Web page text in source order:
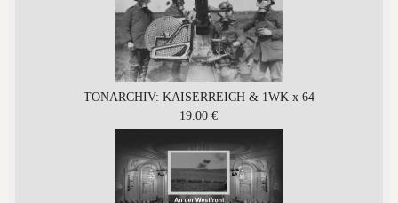
TONARCHIV: KAISERREICH & 1WK x 64
19.00 €